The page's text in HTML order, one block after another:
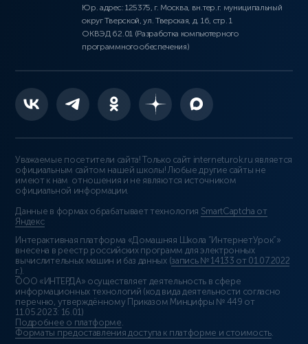
Юр. адрес: 125375, г. Москва, вн.тер.г. муниципальный
округ Тверской, ул. Тверская, д. 16, стр. 1
ОКВЭД 62.01 (Разработка компьютерного
программного обеспечения)
Уважаемые посетители сайта! Только сайт interneturok.ru является
официальным сайтом нашей школы! Любые другие сайты не
имеют к нам отношения и не являются источником
официальной информации.
Данные в формах обрабатывает технология SmartCaptcha от
Яндекс
Интерактивная платформа «Домашняя Школа “ИнтернетУрок”»
внесена в реестр российских программ для электронных
вычислительных машин и баз данных (запись № 14133 от 01.07.2022
г. ).
ООО «ИНТЕРДА» осуществляет деятельность в сфере
информационных технологий (код вида деятельности согласно
перечню, утверждённому Приказом Минцифры № 449 от
11.05.2023: 16.01)
Подробнее о платформе
Форматы предоставления доступа к платформе и стоимость